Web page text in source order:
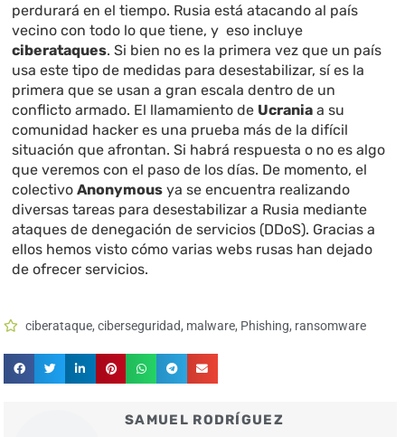
perdurará en el tiempo. Rusia está atacando al país
vecino con todo lo que tiene, y eso incluye
ciberataques. Si bien no es la primera vez que un país
usa este tipo de medidas para desestabilizar, sí es la
primera que se usan a gran escala dentro de un
conflicto armado. El llamamiento de Ucrania a su
comunidad hacker es una prueba más de la difícil
situación que afrontan. Si habrá respuesta o no es algo
que veremos con el paso de los días. De momento, el
colectivoAnonymous ya se encuentra realizando
diversas tareas para desestabilizar a Rusia mediante
ataques de denegación de servicios (DDoS). Gracias a
ellos hemos visto cómo varias webs rusas han dejado
de ofrecer servicios.
ciberataque,ciberseguridad, malware, Phishing, ransomware
SAMUEL RODRÍGUEZ